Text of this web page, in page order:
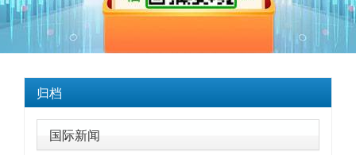
归档
国际新闻